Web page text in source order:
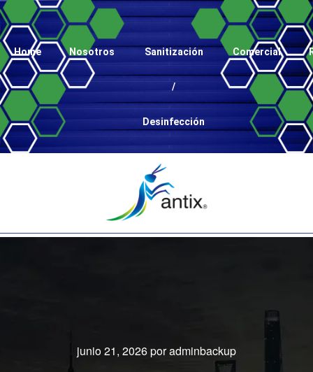
Home Nosotros Sanitización
/
Desinfección
Comercial
junio 21, 2026poradminbackup